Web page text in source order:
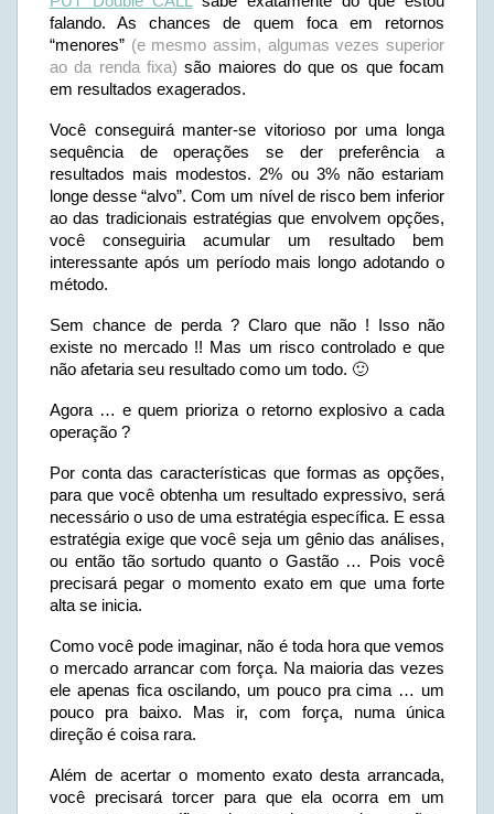
falando. As chances de quem foca em retornos
“menores” (e mesmo assim, algumas vezes superior
ao da renda fixa) são maiores do que os que focam
em resultados exagerados.
Você conseguirá manter-se vitorioso por uma longa
sequência de operações se der preferência a
resultados mais modestos. 2% ou 3% não estariam
longe desse “alvo”. Com um nível de risco bem inferior
ao das tradicionais estratégias que envolvem opções,
você conseguiria acumular um resultado bem
interessante após um período mais longo adotando o
método.
Sem chance de perda ? Claro que não ! Isso não
existe no mercado !! Mas um risco controlado e que
não afetaria seu resultado como um todo. 🙂
Agora … e quem prioriza o retorno explosivo a cada
operação ?
Por conta das características que formas as opções,
para que você obtenha um resultado expressivo, será
necessário o uso de uma estratégia específica. E essa
estratégia exige que você seja um gênio das análises,
ou então tão sortudo quanto o Gastão … Pois você
precisará pegar o momento exato em que uma forte
alta se inicia.
Como você pode imaginar, não é toda hora que vemos
o mercado arrancar com força. Na maioria das vezes
ele apenas fica oscilando, um pouco pra cima … um
pouco pra baixo. Mas ir, com força, numa única
direção é coisa rara.
Além de acertar o momento exato desta arrancada,
você precisará torcer para que ela ocorra em um